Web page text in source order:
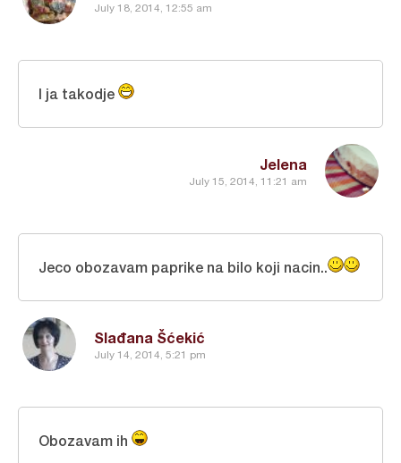
July 18, 2014, 12:55 am
Jelena
July 15, 2014, 11:21 am
I ja takodje
Slađana Šćekić
July 14, 2014, 5:21 pm
Jeco obozavam paprike na bilo koji nacin..
Obozavam ih